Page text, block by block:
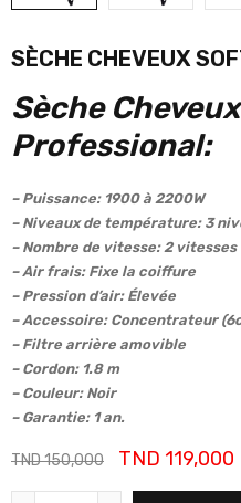
SÈCHE CHEVEUX
Sèche
Professional:
– Puissance: 1900 à 2200W
– Niveaux de température: 3
– Nombre de vitesse: 2 vitesses
– Air frais: Fixe la coiffure
– Pression d’air: Élevée
– Accessoire: Concentrateur
– Filtre arrière amovible
– Cordon: 1.8 m
– Couleur: Noir
– Garantie: 1 an.
TND150,000 TND 119,000